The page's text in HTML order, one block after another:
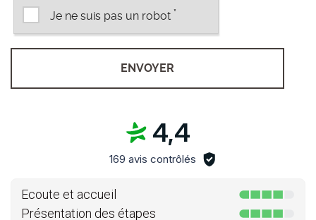
Je ne suis pas un robot *
4,4
169 avis contrôlés
Ecoute et accueil
Présentation des étapes